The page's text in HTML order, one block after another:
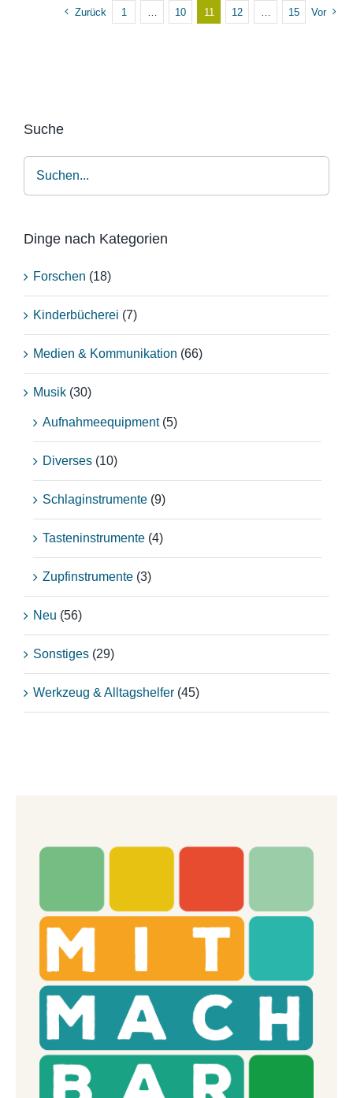
Zurück 1 10 11 12 15 Vor
Suche
Dinge nach Kategorien
Forschen (18)
Kinderbücherei (7)
Medien & Kommunikation (66)
Musik (30)
Aufnahmeequipment (5)
Diverses (10)
Schlaginstrumente (9)
Tasteninstrumente (4)
Zupfinstrumente (3)
Neu (56)
Sonstiges (29)
Werkzeug & Alltagshelfer (45)